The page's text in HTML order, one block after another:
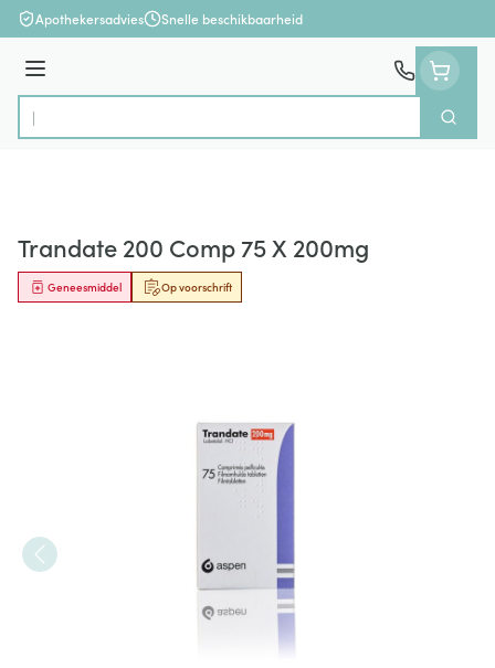
Ga naar de inhoud
Apothekersadvies Snelle beschikbaarheid
Menu
Product, merk, categorie...
Zoek
Trandate 200 Comp 75 X 200mg
Op voorschrift
Geneesmiddel